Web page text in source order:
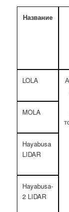
Название
LOLA
MOLA
Hayabusa
LIDAR
Hayabusa-
2 LIDAR